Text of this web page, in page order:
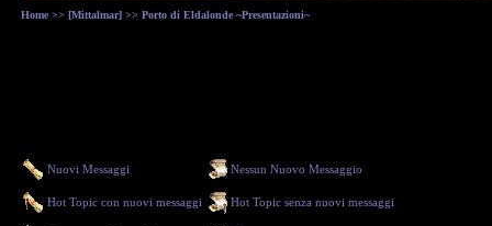
Home >> [Mittalmar] >> Porto di Eldalonde ~Presentazioni~
Nuovi Messaggi Nessun Nuovo Messaggio
Hot Topic con nuovi messaggi Hot Topic senza nuovi messaggi